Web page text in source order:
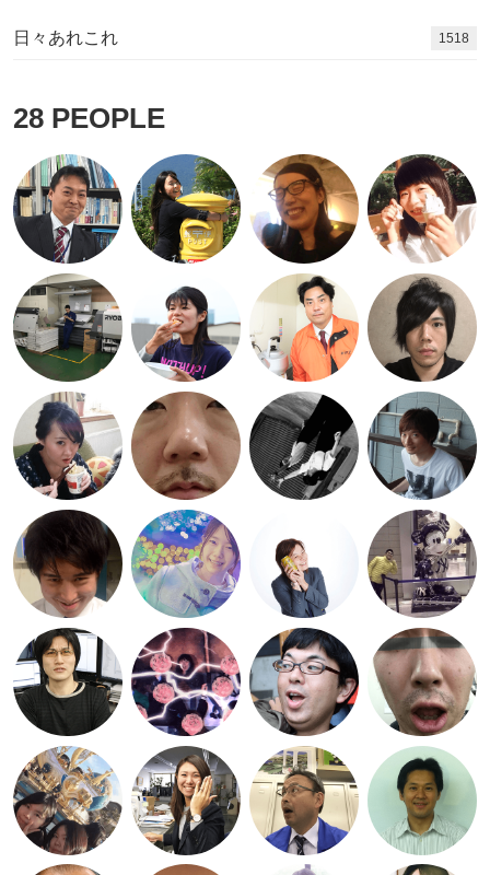
日々あれこれ 1680
28 PEOPLE